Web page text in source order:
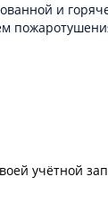
и
учётной